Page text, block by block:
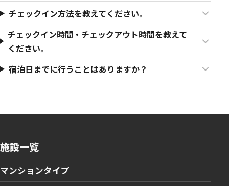
チェックイン方法を教えてください。
チェックイン時間・チェックアウト時間を教えて
ください。
宿泊日までに行うことはありますか？
施設一覧
マンションタイプ